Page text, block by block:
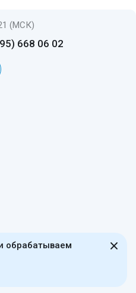
обрабатываем
(МСК)
668 06 02
Правительства